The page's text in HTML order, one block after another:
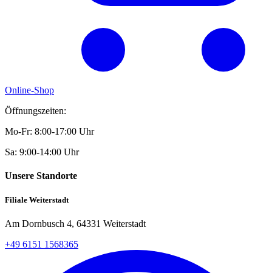
Online-Shop
Öffnungszeiten:
Mo-Fr: 8:00-17:00 Uhr
Sa: 9:00-14:00 Uhr
Unsere Standorte
Filiale Weiterstadt
Am Dornbusch 4, 64331 Weiterstadt
+49 6151 1568365